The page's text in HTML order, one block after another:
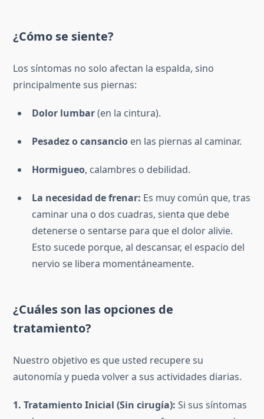
¿Cómo se siente?
Los síntomas no solo afectan la espalda, sino
principalmente sus piernas:
Dolor lumbar(en la cintura).
Pesadez o cansancio en las piernas al caminar.
Hormigueo, calambres o debilidad.
La necesidad de frenar: Es muy común que, tras
caminar una o dos cuadras, sienta que debe
detenerse o sentarse para que el dolor alivie.
Esto sucede porque, al descansar, el espacio del
nervio se libera momentáneamente.
¿Cuáles son las opciones de
tratamiento?
Nuestro objetivo es que usted recupere su
autonomía y pueda volver a sus actividades diarias.
1. Tratamiento Inicial (Sin cirugía): Si sus síntomas